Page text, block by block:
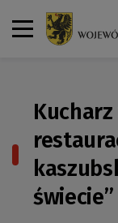
Kucharz
świecie”